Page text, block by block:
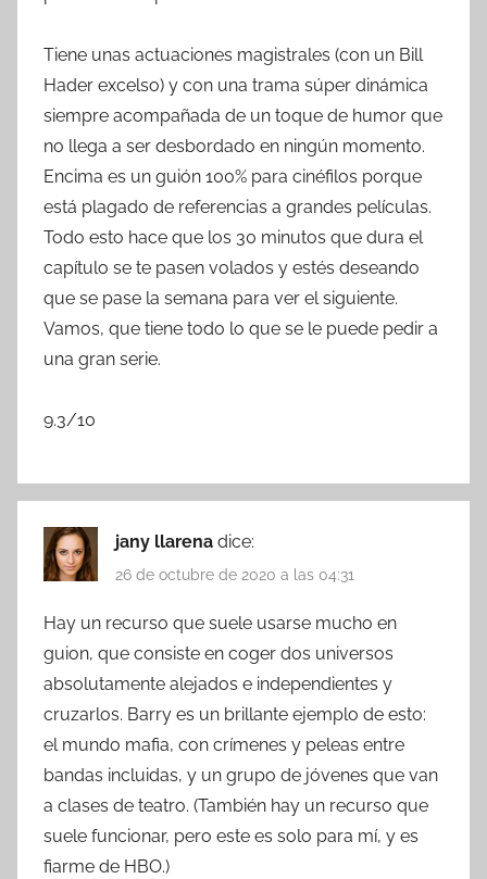
Tiene unas actuaciones magistrales (con un Bill
Hader excelso) y con una trama súper dinámica
siempre acompañada de un toque de humor que
no llega a ser desbordado en ningún momento.
Encima es un guión 100% para cinéfilos porque
está plagado de referencias a grandes películas.
Todo esto hace que los 30 minutos que dura el
capítulo se te pasen volados y estés deseando
que se pase la semana para ver el siguiente.
Vamos, que tiene todo lo que se le puede pedir a
una gran serie.
9.3/10
jany llarena dice:
26 de octubre de 2020 a las 04:31
Hay un recurso que suele usarse mucho en
guion, que consiste en coger dos universos
absolutamente alejados e independientes y
cruzarlos. Barry es un brillante ejemplo de esto:
el mundo mafia, con crímenes y peleas entre
bandas incluidas, y un grupo de jóvenes que van
a clases de teatro. (También hay un recurso que
suele funcionar, pero este es solo para mí, y es
fiarme de HBO.)